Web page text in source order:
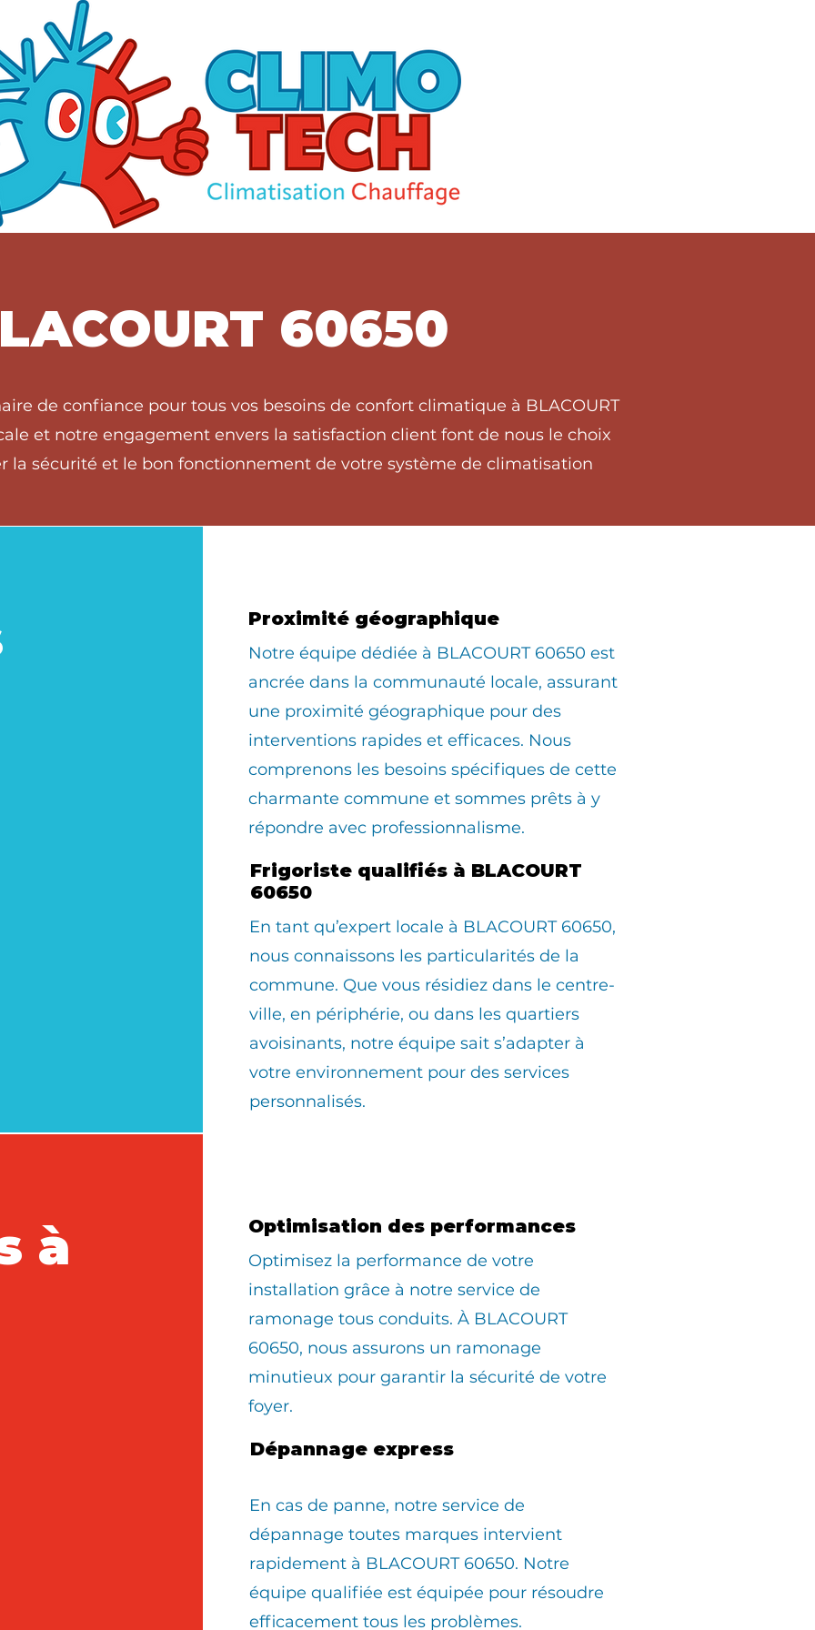
60650
de confiance pour tous vos besoins de confort climatique à BLACOURT
et notre engagement envers la satisfaction client font de nous le choix
la sécurité et le bon fonctionnement de votre système de climatisation
Proximité géographique
​Notre équipe dédiée à BLACOURT 60650 est
ancrée dans la communauté locale, assurant
une proximité géographique pour des
interventions rapides et efficaces. Nous
comprenons les besoins spécifiques de cette
charmante commune et sommes prêts à y
répondre avec professionnalisme.
Frigoriste qualifiés à BLACOURT
60650
En tant qu’expert locale à BLACOURT 60650,
nous connaissons les particularités de la
commune. Que vous résidiez dans le centre-
ville, en périphérie, ou dans les quartiers
avoisinants, notre équipe sait s’adapter à
votre environnement pour des services
personnalisés.
à
Optimisation des performances
Optimisez la performance de votre
installation grâce à notre service de
ramonage tous conduits. À BLACOURT
60650, nous assurons un ramonage
minutieux pour garantir la sécurité de votre
foyer.
Dépannage express
En cas de panne, notre service de
dépannage toutes marques intervient
rapidement à BLACOURT 60650. Notre
équipe qualifiée est équipée pour résoudre
efficacement tous les problèmes.